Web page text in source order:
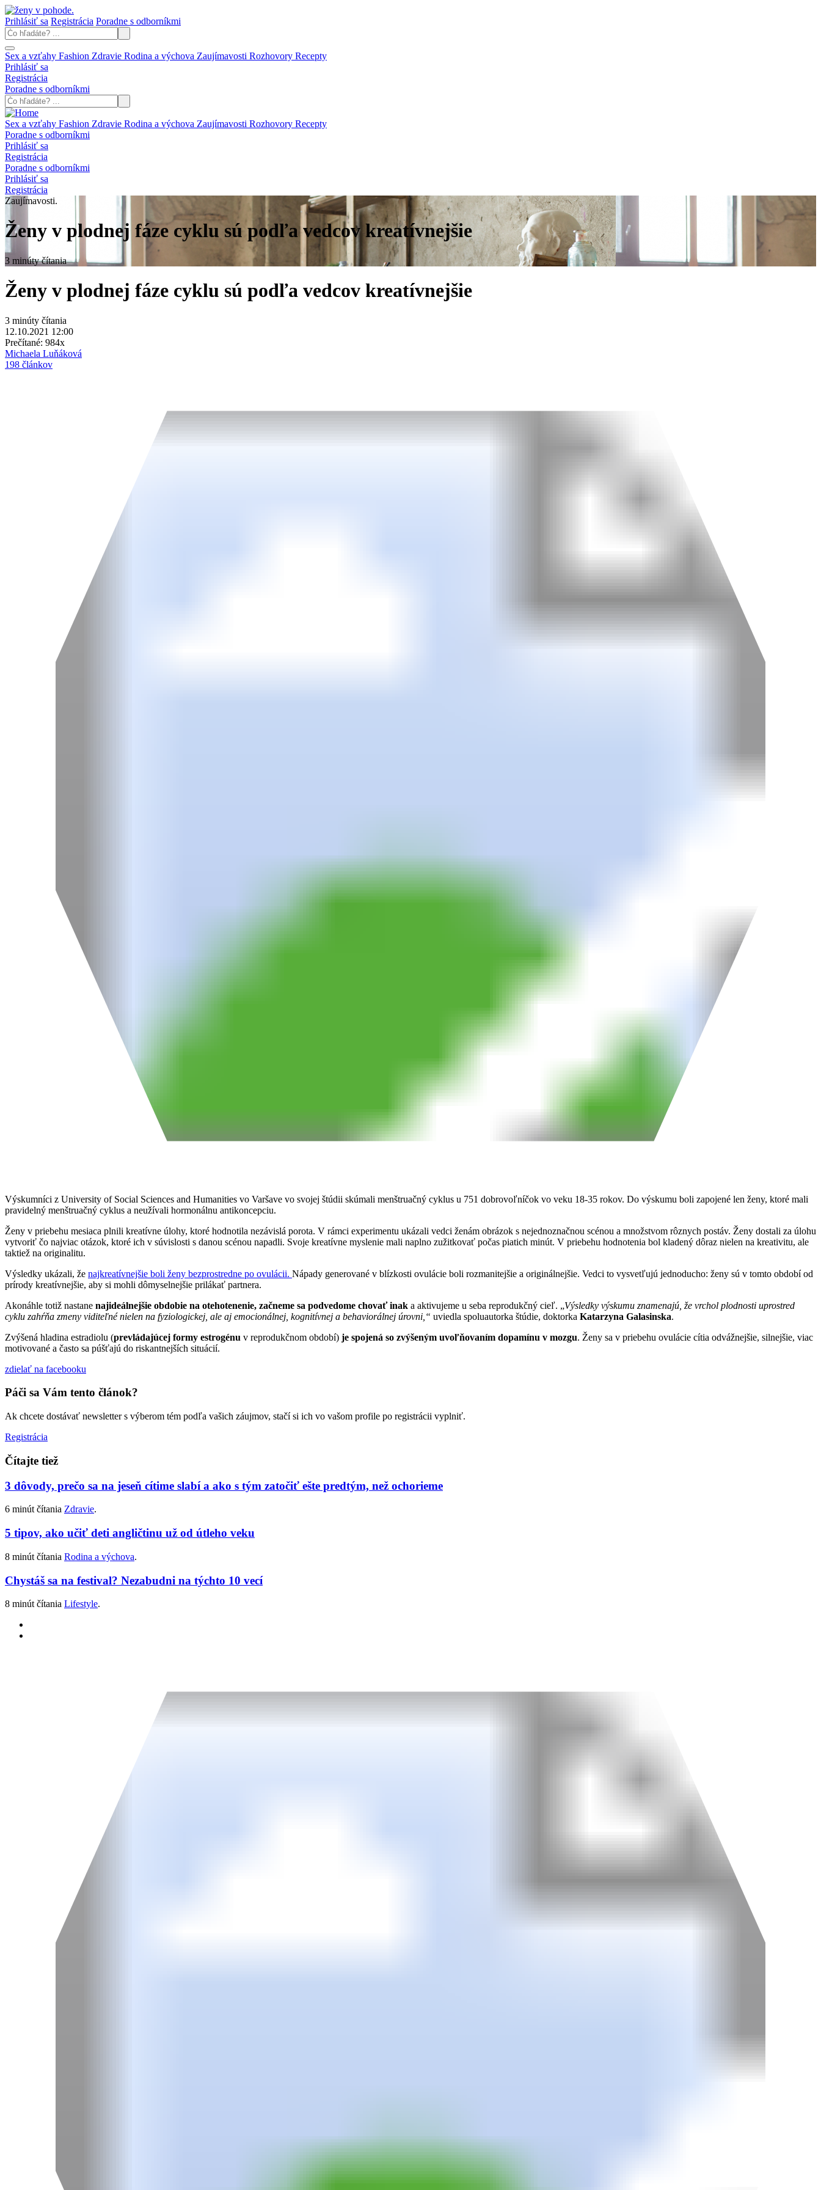
Prihlásiť sa Registrácia Poradne s odborníkmi
Sex a vzťahy Fashion Zdravie Rodina a výchova Zaujímavosti Rozhovory Recepty
Prihlásiť sa
Registrácia
Poradne s odborníkmi
Sex a vzťahy Fashion Zdravie Rodina a výchova Zaujímavosti Rozhovory Recepty
Poradne s odborníkmi
Prihlásiť sa
Registrácia
Poradne s odborníkmi
Prihlásiť sa
Registrácia
Zaujímavosti.
Ženy v plodnej fáze cyklu sú podľa vedcov kreatívnejšie
3 minúty čítania
Ženy v plodnej fáze cyklu sú podľa vedcov kreatívnejšie
3 minúty čítania
12.10.2021 12:00
Prečítané: 984x
Michaela Luňáková
198 článkov
Výskumníci z University of Social Sciences and Humanities vo Varšave vo svojej štúdii skúmali menštruačný cyklus u 751 dobrovoľníčok vo veku 18-35 rokov. Do výskumu boli zapojené len ženy, ktoré mali
pravidelný menštruačný cyklus a neužívali hormonálnu antikoncepciu.
Ženy v priebehu mesiaca plnili kreatívne úlohy, ktoré hodnotila nezávislá porota. V rámci experimentu ukázali vedci ženám obrázok s nejednoznačnou scénou a množstvom rôznych postáv. Ženy dostali za úlohu
vytvoriť čo najviac otázok, ktoré ich v súvislosti s danou scénou napadli. Svoje kreatívne myslenie mali naplno zužitkovať počas piatich minút. V priebehu hodnotenia bol kladený dôraz nielen na kreativitu, ale
taktiež na originalitu.
Výsledky ukázali, že najkreatívnejšie boli ženy bezprostredne po ovulácii. Nápady generované v blízkosti ovulácie boli rozmanitejšie a originálnejšie. Vedci to vysvetľujú jednoducho: ženy sú v tomto období od
prírody kreatívnejšie, aby si mohli dômyselnejšie prilákať partnera.
Akonáhle totiž nastane najideálnejšie obdobie na otehotenenie, začneme sa podvedome chovať inak a aktivujeme u seba reprodukčný cieľ. „Výsledky výskumu znamenajú, že vrchol plodnosti uprostred
cyklu zahŕňa zmeny viditeľné nielen na fyziologickej, ale aj emocionálnej, kognitívnej a behaviorálnej úrovni,“ uviedla spoluautorka štúdie, doktorka Katarzyna Galasinska.
Zvýšená hladina estradiolu (prevládajúcej formy estrogénu v reprodukčnom období) je spojená so zvýšeným uvoľňovaním dopamínu v mozgu. Ženy sa v priebehu ovulácie cítia odvážnejšie, silnejšie, viac
motivované a často sa púšťajú do riskantnejších situácií.
zdielať na facebooku
Páči sa Vám tento článok?
Ak chcete dostávať newsletter s výberom tém podľa vašich záujmov, stačí si ich vo vašom profile po registrácii vyplniť.
Registrácia
Čítajte tiež
3 dôvody, prečo sa na jeseň cítime slabí a ako s tým zatočiť ešte predtým, než ochorieme
6 minút čítania Zdravie.
5 tipov, ako učiť deti angličtinu už od útleho veku
8 minút čítania Rodina a výchova.
Chystáš sa na festival? Nezabudni na týchto 10 vecí
8 minút čítania Lifestyle.